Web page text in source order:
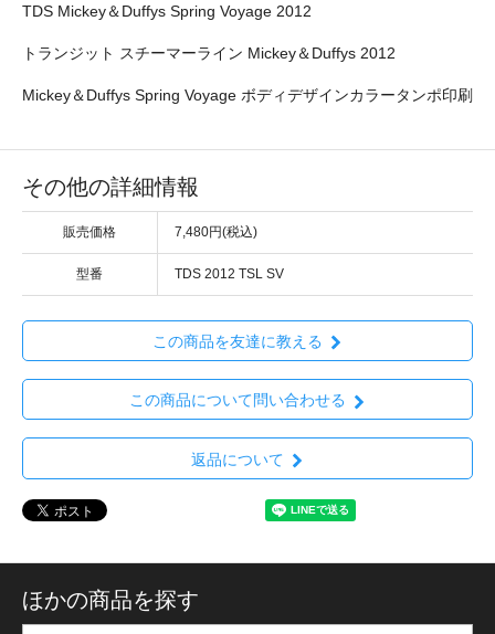
TDS Mickey＆Duffys Spring Voyage 2012
トランジット スチーマーライン Mickey＆Duffys 2012
Mickey＆Duffys Spring Voyage ボディデザインカラータンポ印刷
その他の詳細情報
販売価格 7,480円(税込)
型番 TDS 2012 TSL SV
この商品を友達に教える
この商品について問い合わせる
返品について
ほかの商品を探す